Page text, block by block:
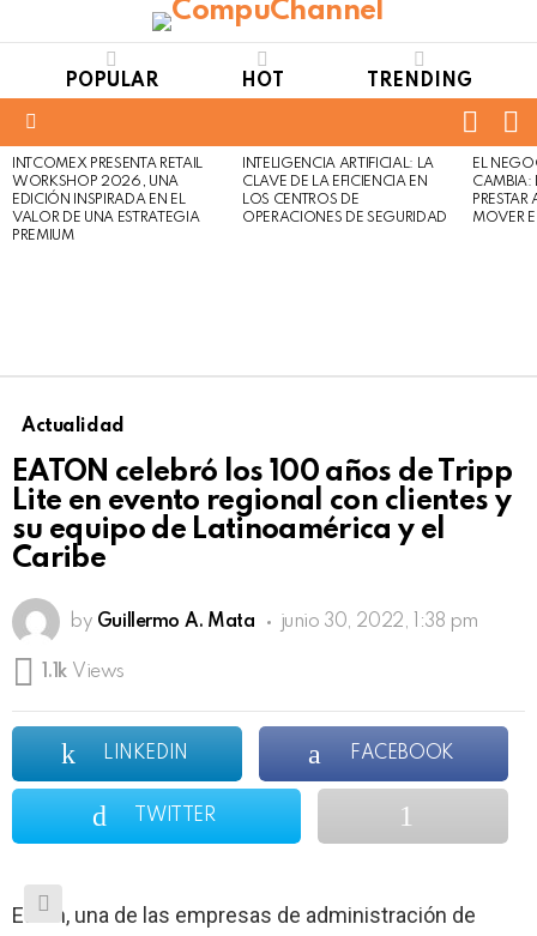
POPULAR HOT TRENDING
LATEST
STORIES
INTCOMEX PRESENTA RETAIL
WORKSHOP 2026, UNA
EDICIÓN INSPIRADA EN EL
VALOR DE UNA ESTRATEGIA
PREMIUM
INTELIGENCIA ARTIFICIAL: LA
CLAVE DE LA EFICIENCIA EN
LOS CENTROS DE
OPERACIONES DE SEGURIDAD
EL
CAMBIA:
MOVER
Actualidad
EATON celebró los 100 años de Tripp
Lite en evento regional con clientes y
su equipo de Latinoamérica y el
Caribe
by Guillermo A. Mata junio 30, 2022, 1:38 pm
1.1k Views
LINKEDIN FACEBOOK
TWITTER
Eaton, una de las empresas de administración de